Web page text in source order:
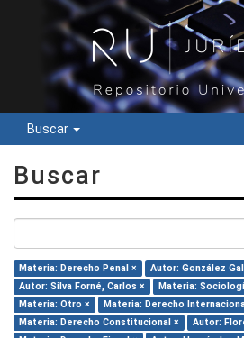
Buscar
Buscar
Materia: Derecho Penal ×
Autor: González
Autor: Silva Forné, Carlos ×
Materia:
Materia: Otro ×
Materia: Derecho
Materia: Derecho Constitucional ×
Autor: